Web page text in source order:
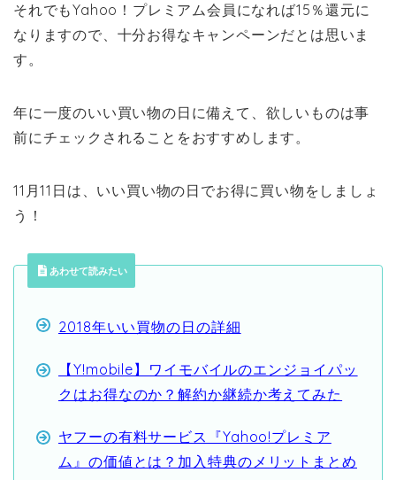
それでもYahoo！プレミアム会員になれば15％還元に
なりますので、十分お得なキャンペーンだとは思いま
す。
年に一度のいい買い物の日に備えて、欲しいものは事
前にチェックされることをおすすめします。
11月11日は、いい買い物の日でお得に買い物をしましょ
う！
あわせて読みたい
2018年いい買物の日の詳細
【Y!mobile】ワイモバイルのエンジョイパッ
クはお得なのか？解約か継続か考えてみた
ヤフーの有料サービス『Yahoo!プレミア
ム』の価値とは？加入特典のメリットまとめ